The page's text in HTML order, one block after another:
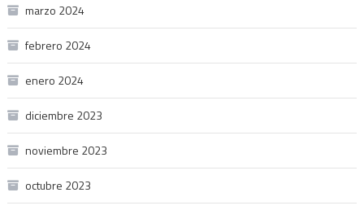
marzo 2024
febrero 2024
enero 2024
diciembre 2023
noviembre 2023
octubre 2023